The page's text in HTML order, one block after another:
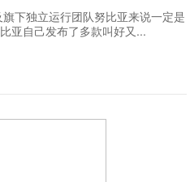
下独立运行团队努比亚来说一定是
亚自己发布了多款叫好又...